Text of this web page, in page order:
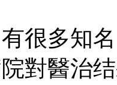
很多知
對醫治